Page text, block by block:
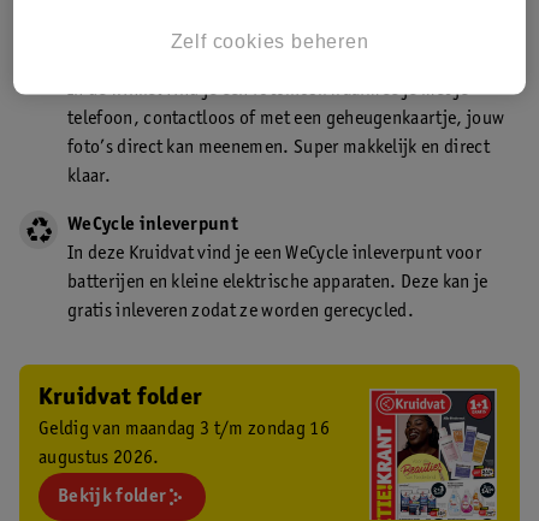
In de winkel vind je een fotokiosk waarmee je met je
telefoon, contactloos of met een geheugenkaartje, jouw
foto’s direct kan meenemen. Super makkelijk en direct
klaar.
WeCycle inleverpunt
In deze Kruidvat vind je een WeCycle inleverpunt voor
batterijen en kleine elektrische apparaten. Deze kan je
gratis inleveren zodat ze worden gerecycled.
Kruidvat folder
Geldig van maandag 3 t/m zondag 16
augustus 2026.
Bekijk folder
Zelf cookies beheren